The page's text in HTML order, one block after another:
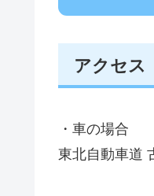
アクセス
・車の場合
東北自動車道